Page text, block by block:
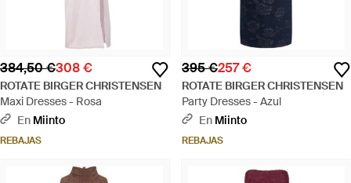
384,50 €308 €
ROTATE BIRGER CHRISTENSEN
Maxi Dresses - Rosa
En Miinto
REBAJAS
395 €257 €
ROTATE BIRGER CHRISTENSEN
Party Dresses - Azul
En Miinto
REBAJAS